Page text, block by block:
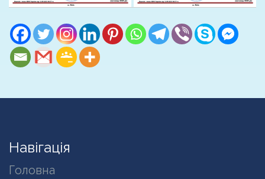
Навігація
Головна